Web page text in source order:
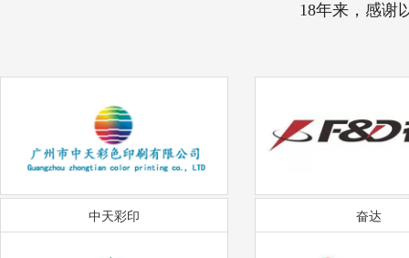
18年来，感谢
中天彩印 奋达